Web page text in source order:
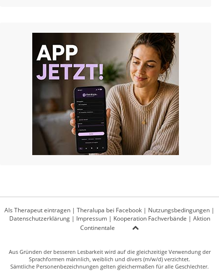
Als Therapeut eintragen | Theralupa bei Facebook | Nutzungsbedingungen |
Datenschutzerklärung| Impressum| Kooperation Fachverbände | Aktion
Continentale
Aus Gründen der besseren Lesbarkeit wird auf die gleichzeitige Verwendung der
Sprachformen männlich, weiblich und divers (m/w/d) verzichtet.
Sämtliche Personenbezeichnungen gelten gleichermaßen für alle Geschlechter.